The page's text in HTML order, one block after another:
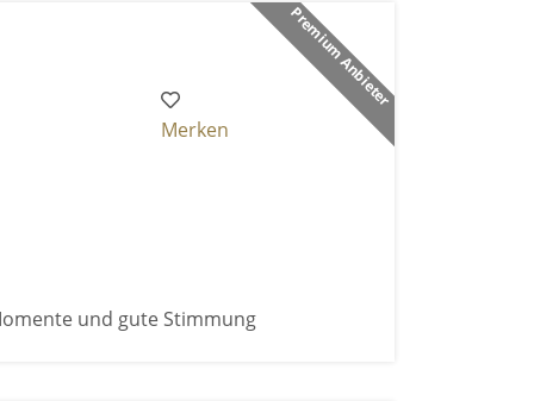
Premium Anbieter
Merken
und gute Stimmung